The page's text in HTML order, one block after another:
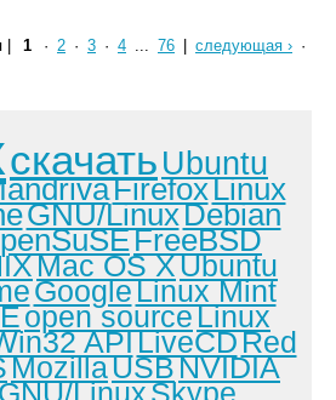
1 · 2 · 3 · 4 ... 76 следующая › ·
скачать Ubuntu
FirefoxLinux
GNU/LinuxDebian
FreeBSD
Mac OS XUbuntu
GoogleLinux Mint
open sourceLinux
APILiveCDRed
MozillaUSBNVIDIA
LinuxSkype